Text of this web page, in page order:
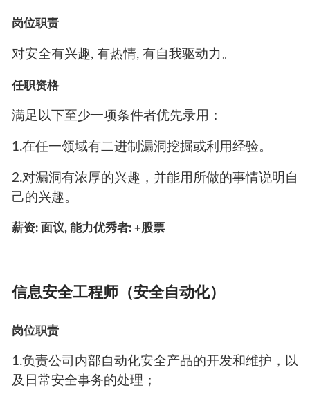
岗位职责
对安全有兴趣, 有热情, 有自我驱动力。
任职资格
满足以下至少一项条件者优先录用：
1.在任一领域有二进制漏洞挖掘或利用经验。
2.对漏洞有浓厚的兴趣，并能用所做的事情说明自
己的兴趣。
薪资: 面议, 能力优秀者: +股票
信息安全工程师（安全自动化）
岗位职责
1.负责公司内部自动化安全产品的开发和维护，以
及日常安全事务的处理；